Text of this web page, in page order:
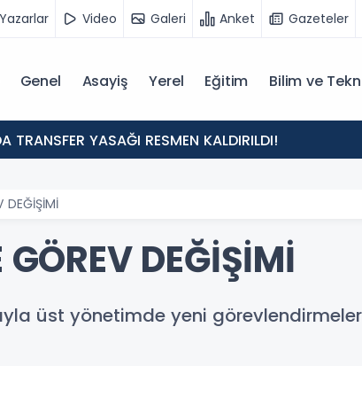
Yazarlar Video Galeri Anket Gazeteler
Genel Asayiş Yerel Eğitim Bilim ve
TRANSFER YASAĞI RESMEN KALDIRILDI!
DEĞİŞİMİ
GÖREV DEĞİŞİMİ
üst yönetimde yeni